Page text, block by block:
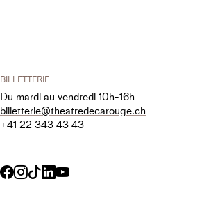
BILLETTERIE
Du mardi au vendredi 10h-16h
billetterie@theatredecarouge.ch
+41 22 343 43 43
Facebook
Instagram
TikTokLinkedIn
YouTube